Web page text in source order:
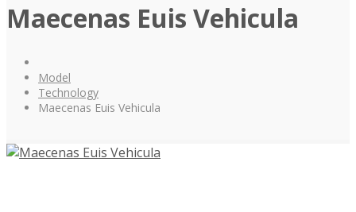
Maecenas Euis Vehicula
Model
Technology
Maecenas Euis Vehicula